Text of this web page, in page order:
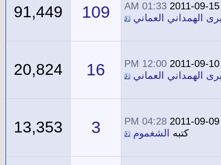
2011-09-15
01:33 AM
الهمداني العماني
109
91,449
2011-09-10
12:00 PM
الهمداني العماني
16
20,824
2011-09-09
04:28 PM
كتبه
الشغموم 3
13,353